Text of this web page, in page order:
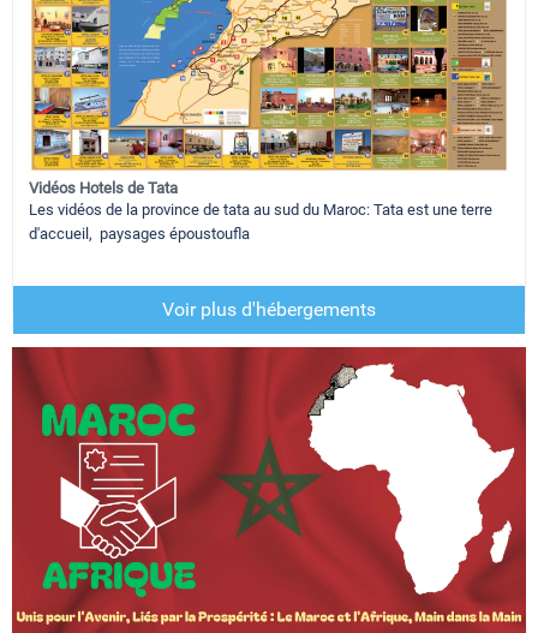
Vidéos Hotels de Tata
Les vidéos de la province de tata au sud du Maroc: Tata est une terre
d'accueil, paysages époustoufla
Voir plus d'hébergements